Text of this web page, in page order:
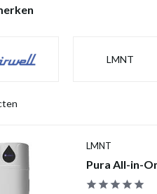
LMNT
LMNT
Pura All-in-